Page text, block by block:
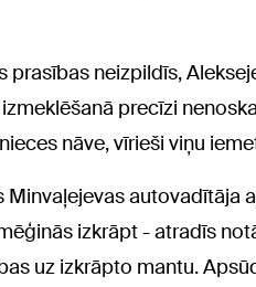
neizpildīs,
precīzi
nāve, vīrieši viņu
autovadītāja
izkrāpt - atradīs
uz izkrāpto mantu.